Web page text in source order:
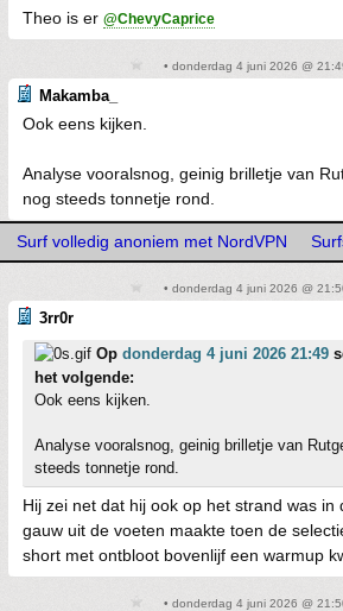
Theo is er @ChevyCaprice
• donderdag 4 juni 2026 @
Makamba_
Ook eens kijken.
Analyse vooralsnog, geinig brilletje van
nog steeds tonnetje rond.
Surf volledig anoniem met NordVPN
• donderdag 4 juni 2026 @
3rr0r
Op donderdag 4 juni 2026 21:49
het volgende:
Ook eens kijken.
Analyse vooralsnog, geinig brilletje van
steeds tonnetje rond.
Hij zei net dat hij ook op het strand was in
gauw uit de voeten maakte toen de
short met ontbloot bovenlijf een warmup
• donderdag 4 juni 2026 @